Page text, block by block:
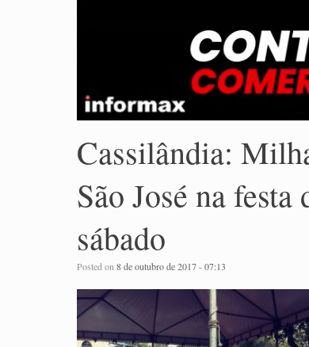
Cassilândia:
São José na
sábado
Posted on8 de outubro de 2017 - 07:13